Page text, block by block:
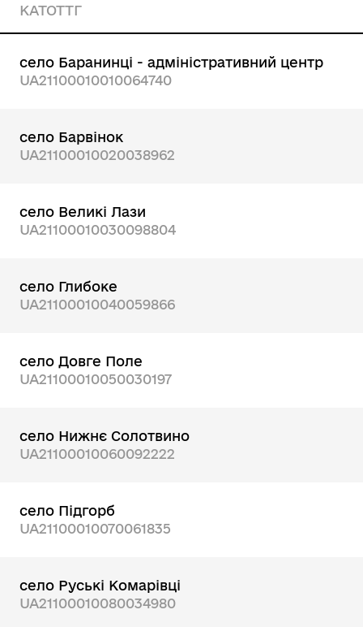
КАТОТТГ
село Баранинці - адміністративний центр
UA21100010010064740
село Барвінок
UA21100010020038962
село Великі Лази
UA21100010030098804
село Глибоке
UA21100010040059866
село Довге Поле
UA21100010050030197
село Нижнє Солотвино
UA21100010060092222
село Підгорб
UA21100010070061835
село Руські Комарівці
UA21100010080034980